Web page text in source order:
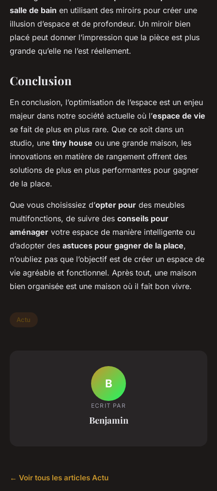
salle de bain en utilisant des miroirs pour créer une
illusion d’espace et de profondeur. Un miroir bien
placé peut donner l’impression que la pièce est plus
grande qu’elle ne l’est réellement.
Conclusion
En conclusion, l’optimisation de l’espace est un enjeu
majeur dans notre société actuelle où l’espace de vie
se fait de plus en plus rare. Que ce soit dans un
studio, une tiny house ou une grande maison, les
innovations en matière de rangement offrent des
solutions de plus en plus performantes pour gagner
de la place.
Que vous choisissiez d’opter pour des meubles
multifonctions, de suivre des conseils pour
aménager votre espace de manière intelligente ou
d’adopter des astuces pour gagner de la place,
n’oubliez pas que l’objectif est de créer un espace de
vie agréable et fonctionnel. Après tout, une maison
bien organisée est une maison où il fait bon vivre.
Actu
B
ECRIT PAR
Benjamin
← Voir tous les articles Actu